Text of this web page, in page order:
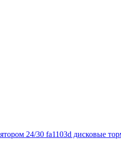
24/30 fa1103d дисковые